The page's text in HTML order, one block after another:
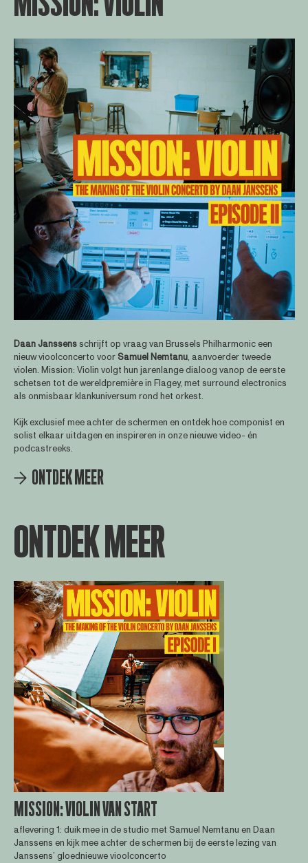
DaanJanssensschrijft op vraag van Brussels Philharmonic een
nieuw vioolconcerto voorSamuel Nemtanu, aanvoerder tweede
violen. Mission: Violin volgt hun jarenlange dialoog vanop de eerste
schetsen tot de wereldpremière in Flagey, met surround electronics
als onmisbaar klankuniversum rond het orkest.
Kijk exclusief mee achter de schermen en ontdek hoe componist en
solist elkaar uitdagen en inspireren in onze nieuwe video- én
podcastreeks.
ONTDEK MEER
ONTDEK MEER
MISSION: VIOLIN VAN START
aflevering 1: duik mee in de studio met Samuel Nemtanu en Daan
Janssens en kijk mee achter de schermen bij de eerste lezing van
Janssens’ gloednieuwe vioolconcerto